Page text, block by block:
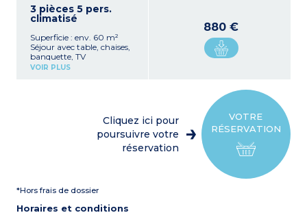
3 pièces 5 pers.
climatisé
Superficie : env. 60 m²
Séjour avec table, chaises,
banquette, TV
Cuisine équipée (plaque de
1 chambre avec 1 lit double
1 chambre avec 2 lits
Salle de bain avec douche,
VOIR PLUS
880 €
VOTRE
RÉSERVATION
Cliquez ici pour
poursuivre votre
réservation
*Hors frais de dossier
Horaires et conditions